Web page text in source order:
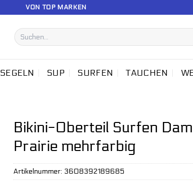
VON TOP MARKEN
Suchen
nach:
SEGELN SUP SURFEN TAUCHEN
Bikini-Oberteil Surfen
Prairie mehrfarbig
Artikelnummer: 3608392189685